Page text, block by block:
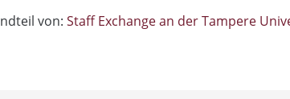
von: Staff Exchange an der Tampere